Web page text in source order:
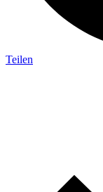
Teilen